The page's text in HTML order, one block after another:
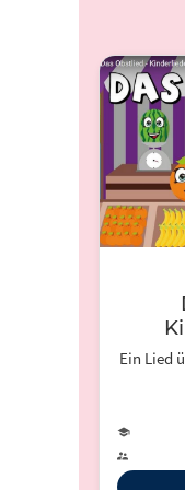
Ein Lied